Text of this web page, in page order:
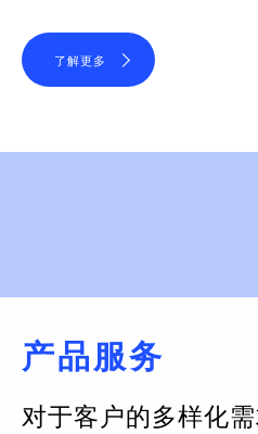
了解更多
产品服务
对于客户的多样化需